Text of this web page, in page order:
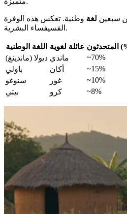
سبعين لغة وطنية. تعكس هذه الوفرة
الفسيفساء البشرية.
اللغة الوطنية عائلة لغوية
(%)
ديولا (ماندينغ) ماندي
~70%
باولي
أكان
~15%
سنوغو
غور
~10%
بيتي
كرو ~8%